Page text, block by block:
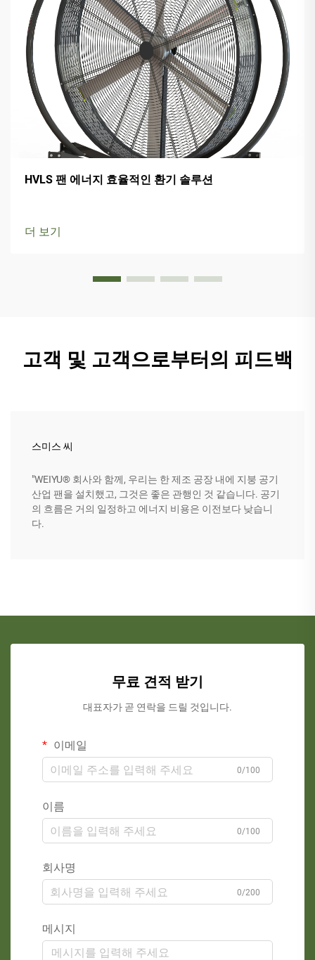
HVLS 팬 에너지 효율적인 환기 솔루션
더 보기
고객 및 고객으로부터의 피드백
스미스 씨
"WEIYU® 회사와 함께, 우리는 한 제조 공장 내에 지붕 공기
산업 팬을 설치했고, 그것은 좋은 관행인 것 같습니다. 공기
의 흐름은 거의 일정하고 에너지 비용은 이전보다 낮습니
다.
무료 견적 받기
대표자가 곧 연락을 드릴 것입니다.
이메일
0/100
이름
0/100
회사명
0/200
메시지